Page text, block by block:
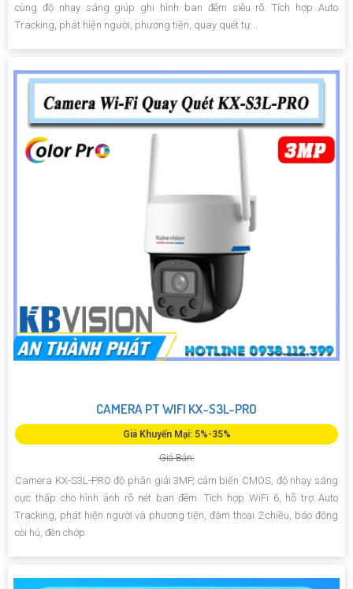
cùng độ nhạy sáng giúp ghi hình ban đêm siêu rõ. Tích hợp Auto
Tracking, phát hiện người, phương tiện, quay quét tự...
CAMERA PT WIFI KX-S3L-PRO
Giá Khuyến Mại: 5%-35%
Giá Bán:
Camera KX-S3L-PRO độ phân giải 3MP, cảm biến CMOS, độ nhạy sáng
cực thấp cho hình ảnh rõ nét ban đêm. Tích hợp WiFi 6, hỗ trợ Auto
Tracking, phát hiện người và phương tiện, đàm thoại 2 chiều, báo động
còi hú, đèn chớp